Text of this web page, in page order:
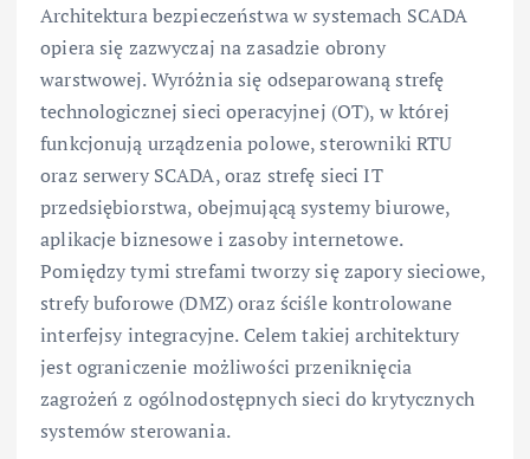
Architektura bezpieczeństwa w systemach SCADA
opiera się zazwyczaj na zasadzie obrony
warstwowej. Wyróżnia się odseparowaną strefę
technologicznej sieci operacyjnej (OT), w której
funkcjonują urządzenia polowe, sterowniki RTU
oraz serwery SCADA, oraz strefę sieci IT
przedsiębiorstwa, obejmującą systemy biurowe,
aplikacje biznesowe i zasoby internetowe.
Pomiędzy tymi strefami tworzy się zapory sieciowe,
strefy buforowe (DMZ) oraz ściśle kontrolowane
interfejsy integracyjne. Celem takiej architektury
jest ograniczenie możliwości przeniknięcia
zagrożeń z ogólnodostępnych sieci do krytycznych
systemów sterowania.